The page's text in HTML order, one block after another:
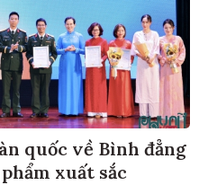
quốc về Bình đẳng
xuất sắc